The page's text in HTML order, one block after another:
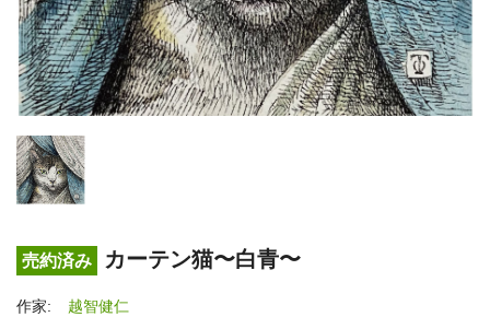
売約済み カーテン猫〜白青〜
作家: 越智健仁